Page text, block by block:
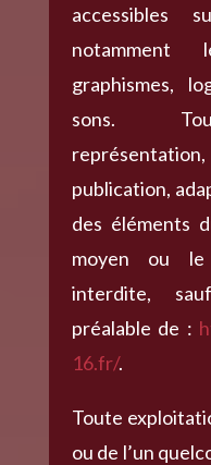
accessibles
notamment
graphismes,
sons.
publication,
des éléments
moyen ou
interdite,
préalable de :
16.fr/.
Toute
ou de l’un